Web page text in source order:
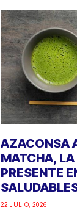
AZACONSA
MATCHA,
PRESENTE
22 JULIO, 2026